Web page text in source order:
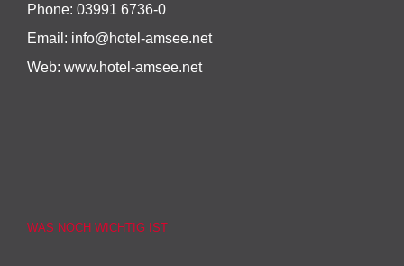
Phone: 03991 6736-0
Email: info@hotel-amsee.net
Web: www.hotel-amsee.net
WAS NOCH WICHTIG IST